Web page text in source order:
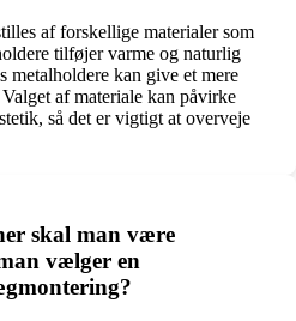
af forskellige materialer som
tilføjer varme og naturlig
metalholdere kan give et mere
af materiale kan påvirke
så det er vigtigt at overveje
skal man være
vælger en